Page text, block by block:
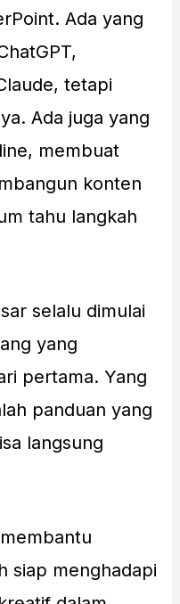
Ada yang
tetapi
Ada juga yang
membuat
konten
tahu langkah
selalu dimulai
yang
pertama. Yang
panduan yang
langsung
siap menghadapi